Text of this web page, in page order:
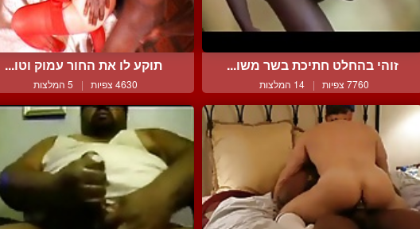
זוהי בהחלט חתיכת בשר משו...
7760 צפיות | 14 המלצות
תוקע לו את החור עמוק וטו...
4630 צפיות | 5 המלצות